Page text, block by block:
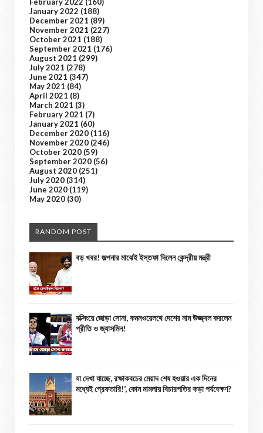
February 2022 (160)
January 2022 (188)
December 2021 (89)
November 2021 (227)
October 2021 (188)
September 2021 (176)
August 2021 (299)
July 2021 (278)
June 2021 (347)
May 2021 (84)
April 2021 (8)
March 2021 (3)
February 2021 (7)
January 2021 (60)
December 2020 (116)
November 2020 (246)
October 2020 (59)
September 2020 (56)
August 2020 (251)
July 2020 (314)
June 2020 (119)
May 2020 (30)
RANDOM POST
বড় খবর! জল্পনার মাঝেই ইস্তফা দিলেন কেন্দ্রীয় মন্ত্রী
বক্সিংয়ে জোড়া সোনা, কমনওয়েলথে দেশের নাম উজ্জ্বল করলেন
প্রীতি ও জ্যাসমিন!
যা দেখা যাচ্ছে, রক্ষাকবচের মেয়াদ শেষ হওয়ার এক দিনের
মধ্যেই গ্রেফতারি!’, কোন মামলায় বিচারপতির কড়া পর্যবেক্ষণ?